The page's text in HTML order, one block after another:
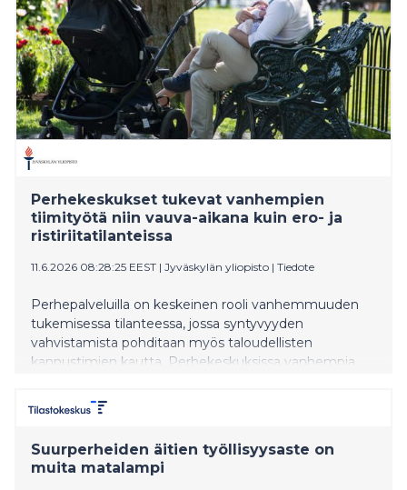
Perhekeskukset tukevat vanhempien
tiimityötä niin vauva-aikana kuin ero- ja
ristiriitatilanteissa
11.6.2026 08:28:25 EEST | Jyväskylän yliopisto | Tiedote
Perhepalveluilla on keskeinen rooli vanhemmuuden
tukemisessa tilanteessa, jossa syntyvyyden
vahvistamista pohditaan myös taloudellisten
kannustimien kautta. Perhekeskuksissa vanhempia
mahdollisiin ero- ja riitatilanteisiin. Jyväskylän yliopiston
tuoreen tutkimuksen mukaan perhekeskusten
toimintatavalle, joita tulisi hyödyntää palveluissa
nykyistä johdonmukaisemmin.
Suurperheiden äitien työllisyysaste on
muita matalampi